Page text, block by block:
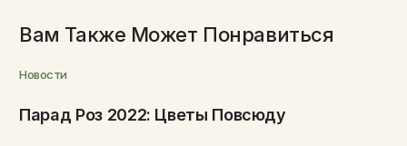
Вам Также Может Понравиться
Новости
Парад Роз 2022: Цветы Повсюду